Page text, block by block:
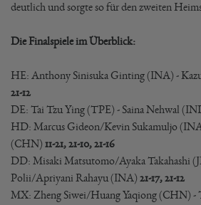
deutlich und sorgte so für den zweiten
Die Finalspiele im Überblick:
HE: Anthony Sinisuka Ginting (INA) -
21-12
DE: Tai Tzu Ying (TPE) - Saina Nehwal
HD: Marcus Gideon/Kevin Sukamuljo
(CHN) 11-21, 21-10, 21-16
DD: Misaki Matsutomo/Ayaka Takahashi
Polii/Apriyani Rahayu (INA) 21-17, 21-12
MX: Zheng Siwei/Huang Yaqiong (CHN)